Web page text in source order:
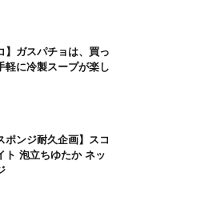
】ガスパチョは、買っ
軽に冷製スープが楽し
ポンジ耐久企画】スコ
ト 泡立ちゆたか ネッ